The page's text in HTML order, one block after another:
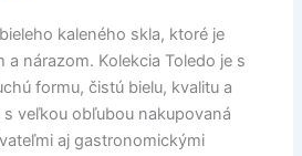
kaleného skla, ktoré je
nárazom. Kolekcia Toledo je s
formu, čistú bielu, kvalitu a
veľkou obľubou nakupovaná
aj gastronomickými